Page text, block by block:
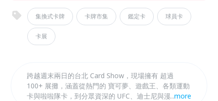
集換式卡牌 卡牌市集 鑑定卡 球員卡
卡展
跨越週末兩日的台北 Card Show，現場擁有 超過
100+ 展攤，涵蓋從熱門的 寶可夢、遊戲王、各類運動
卡與啦啦隊卡，到分眾資深的 UFC、迪士尼與漫威系
...more